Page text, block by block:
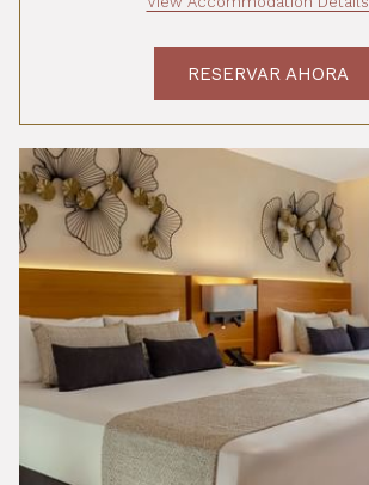
RESERVAR AHORA